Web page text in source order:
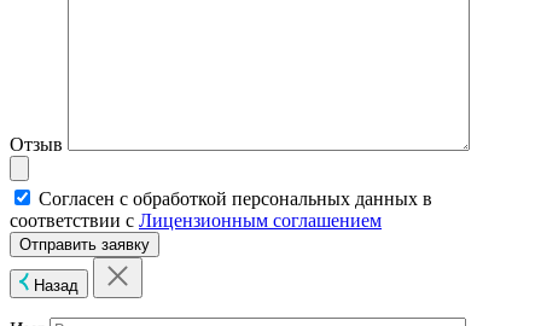
Отзыв
Согласен с обработкой персональных данных в
соответствии с Лицензионным соглашением
Назад